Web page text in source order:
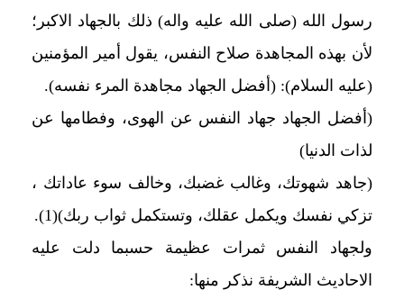
رسول الله (صلى الله عليه واله) ذلك بالجهاد الاكبر؛
لأن بهذه المجاهدة صلاح النفس، يقول أمير المؤمنين
(عليه السلام): (أفضل الجهاد مجاهدة المرء نفسه).
(أفضل الجهاد جهاد النفس عن الهوى، وفطامها عن
لذات الدنيا)
(جاهد شهوتك، وغالب غضبك، وخالف سوء عاداتك ،
تزكي نفسك ويكمل عقلك، وتستكمل ثواب ربك)(1).
ولجهاد النفس ثمرات عظيمة حسبما دلت عليه
الاحاديث الشريفة نذكر منها: